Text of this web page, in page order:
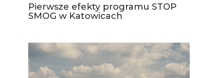
Pierwsze efekty programu STOP
SMOG w Katowicach